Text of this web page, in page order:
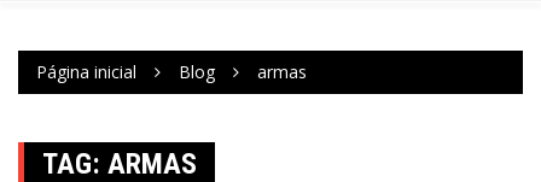
Página inicial Blog armas
TAG: ARMAS